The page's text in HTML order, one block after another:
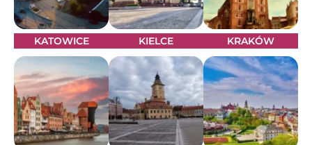
KATOWICE KIELCE KRAKÓW